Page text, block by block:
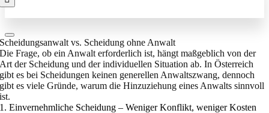
Scheidungsanwalt vs. Scheidung ohne Anwalt
Die Frage, ob ein Anwalt erforderlich ist, hängt maßgeblich von der
Art der Scheidung und der individuellen Situation ab. In Österreich
gibt es bei Scheidungen keinen generellen Anwaltszwang, dennoch
gibt es viele Gründe, warum die Hinzuziehung eines Anwalts sinnvoll
ist.
1. Einvernehmliche Scheidung – Weniger Konflikt, weniger Kosten